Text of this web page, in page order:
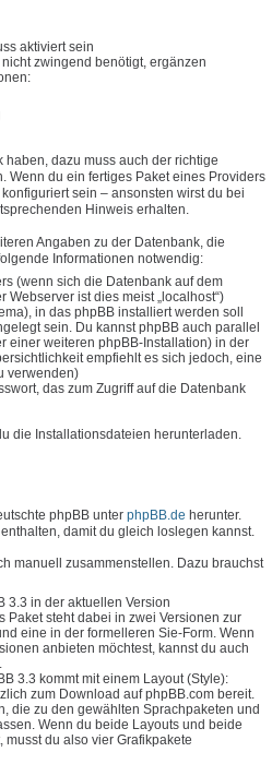
aktiviert sein
zwingend benötigt, ergänzen
haben, dazu muss auch der richtige
Wenn du ein fertiges Paket eines Providers
sein – ansonsten wirst du bei
Hinweis erhalten.
Angaben zu der Datenbank, die
Informationen notwendig:
(wenn sich die Datenbank auf dem
ist dies meist „localhost“)
in das phpBB installiert werden soll
sein. Du kannst phpBB auch parallel
einer weiteren phpBB-Installation) in der
empfiehlt es sich jedoch, eine
verwenden)
das zum Zugriff auf die Datenbank
die Installationsdateien herunterladen.
phpBB unter phpBB.de herunter.
damit du gleich loslegen kannst.
manuell zusammenstellen. Dazu brauchst
3.3 in der aktuellen Version
Paket steht dabei in zwei Versionen zur
eine in der formelleren Sie-Form. Wenn
anbieten möchtest, kannst du auch
3.3 kommt mit einem Layout (Style):
zum Download auf phpBB.com bereit.
die zu den gewählten Sprachpaketen und
Wenn du beide Layouts und beide
du also vier Grafikpakete